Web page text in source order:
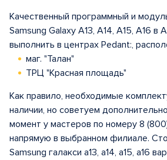
Качественный программный и
Samsung Galaxy A13, A14, A15, A16 в
выполнить в центрах Pedant:,
маг. "Талан"
ТРЦ "Красная площадь"
Как правило, необходимые
наличии, но советуем
момент у мастеров по номеру 8
напрямую в выбранном филиале.
Samsung галакси a13, a14, а15, а16